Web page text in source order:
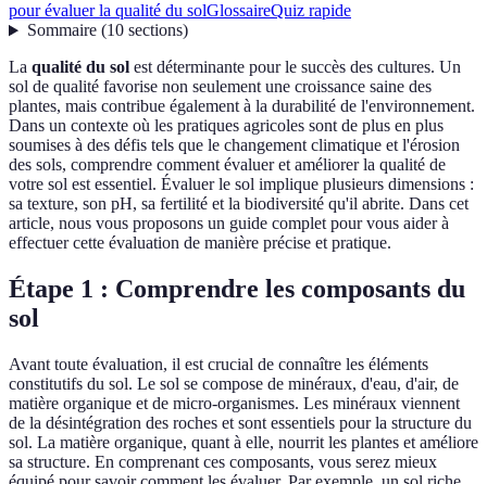
pour évaluer la qualité du solGlossaireQuiz rapide
Sommaire(10 sections)
La qualité du sol est déterminante pour le succès des cultures. Un
sol de qualité favorise non seulement une croissance saine des
plantes, mais contribue également à la durabilité de l'environnement.
Dans un contexte où les pratiques agricoles sont de plus en plus
soumises à des défis tels que le changement climatique et l'érosion
des sols, comprendre comment évaluer et améliorer la qualité de
votre sol est essentiel. Évaluer le sol implique plusieurs dimensions :
sa texture, son pH, sa fertilité et la biodiversité qu'il abrite. Dans cet
article, nous vous proposons un guide complet pour vous aider à
effectuer cette évaluation de manière précise et pratique.
Étape 1 : Comprendre les composants du
sol
Avant toute évaluation, il est crucial de connaître les éléments
constitutifs du sol. Le sol se compose de minéraux, d'eau, d'air, de
matière organique et de micro-organismes. Les minéraux viennent
de la désintégration des roches et sont essentiels pour la structure du
sol. La matière organique, quant à elle, nourrit les plantes et améliore
sa structure. En comprenant ces composants, vous serez mieux